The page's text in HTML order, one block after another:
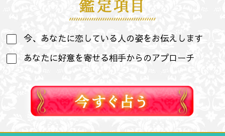
今、あなたに恋している人の姿をお伝えします
あなたに好意を寄せる相手からのアプローチ